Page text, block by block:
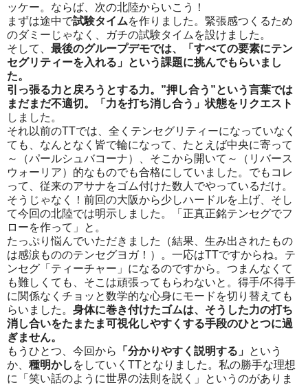
ッケー。ならば、次の北陸からいこう！
まずは途中で試験タイムを作りました。緊張感つくるため
のダミーじゃなく、ガチの試験タイムを設けました。
そして、 最後のグループデモでは、「すべての要素にテン
セグリティーを入れる」という課題に挑んでもらいまし
た。
引っ張る力と戻ろうとする力。 ”押し合う ”という言葉では
まだまだ不適切。「力を打ち消し合う」状態をリクエスト
しました。
それ以前のTTでは、全くテンセグリティーになっていなく
ても、なんとなく皆で輪になって、たとえば中央に寄って
～（パールシュバコーナ）、そこから開いて～（リバース
ウォーリア）的なものでも合格にしていました。でもコレ
って、従来のアサナをゴム付けた数人でやっているだけ。
そうじゃなく！前回の大阪から少しハードルを上げ、そし
て今回の北陸では明示しました。「正真正銘テンセグでフ
ローを作って」と。
たっぷり悩んでいただきました（結果、生み出されたもの
は感涙もののテンセグヨガ！）。一応はTTですからね。テ
ンセグ「ティーチャー」になるのですから。つまんなくて
も難しくても、そこは頑張ってもらわないと。得手/不得手
に関係なくチョッと数学的な心身にモードを切り替えても
らいました。 身体に巻き付けたゴムは、そうした力の打ち
消し合いをたまたま可視化しやすくする手段のひとつに過
ぎません。
もうひとつ、今回から
「分かりやすく説明する」 という
か、 種明かし をしていく TTとなりました。私の勝手な理想
に「笑い話のように世界の法則を説く」というのがありま